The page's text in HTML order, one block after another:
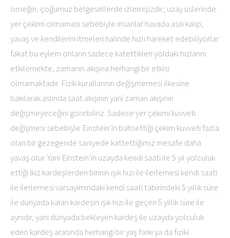
örneğin, çoğumuz belgesellerde izlemişizdir; uzay üslerinde
yer çekimi olmaması sebebiyle insanlar havada asılı kalıp,
yavaş ve kendilerini itmeleri halinde hızlı hareket edebiliyorlar
fakat bu eylem onların sadece katettikleri yoldaki hızlarını
etkilemekte, zamanın akışına herhangi bir etkisi
olmamaktadır. Fizik kurallarının değişmemesi ilkesine
bakılarak aslında saat akışının yani zaman akışının
değişmeyeceğini görebiliriz. Sadece yer çekimi kuvveti
değişmesi sebebiyle Einstein’in bahsettiği çekim kuvveti fazla
olan bir gezegende saniyede kattettiğimiz mesafe daha
yavaş olur. Yani Einstein’in uzayda kendi saati ile 5 yıl yolculuk
ettiği ikiz kardeşlerden birinin ışık hızı ile ilerlemesi kendi saati
ile ilerlemesi varsayımındaki kendi saati tabirindeki 5 yıllık süre
ile dünyada kalan kardeşin ışık hızı ile geçen 5 yıllık süre ile
aynıdır, yani dünyada bekleyen kardeş ile uzayda yolculuk
eden kardeş arasında herhangi bir yaş farkı ya da fiziki